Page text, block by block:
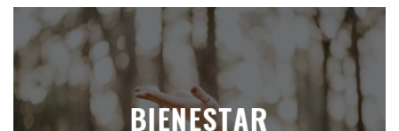
BIENESTAR